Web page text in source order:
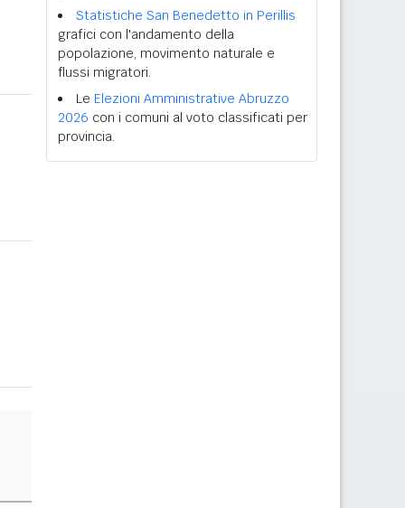
Statistiche San Benedetto in Perillis
grafici con l'andamento della
popolazione, movimento naturale e
flussi migratori.
Le Elezioni Amministrative Abruzzo
2026 con i comuni al voto classificati per
provincia.